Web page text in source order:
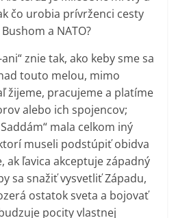
čo urobia prívrženci cesty
a NATO?
znie tak, ako keby sme sa
touto melou, mimo
žijeme, pracujeme a platíme
alebo ich spojencov;
mala celkom iný
museli podstúpiť obidva
ak ľavica akceptuje západný
sa snažiť vysvetliť Západu,
ostatok sveta a bojovať
pocity vlastnej